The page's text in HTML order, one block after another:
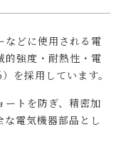
などに使用される電
的強度・耐熱性・電
を採用しています。
トを防ぎ、精密加
電気機器部品とし